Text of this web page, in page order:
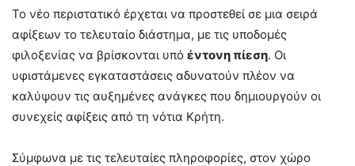
Το νέο περιστατικό έρχεται να προστεθεί σε μια σειρά
αφίξεων το τελευταίο διάστημα, με τις υποδομές
φιλοξενίας να βρίσκονται υπό έντονη πίεση. Οι
υφιστάμενες εγκαταστάσεις αδυνατούν πλέον να
καλύψουν τις αυξημένες ανάγκες που δημιουργούν οι
συνεχείς αφίξεις από τη νότια Κρήτη.
Σύμφωνα με τις τελευταίες πληροφορίες, στον χώρο